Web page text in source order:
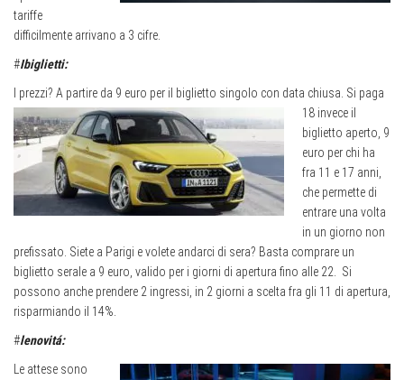
tariffe
difficilmente arrivano a 3 cifre.
#Ibiglietti:
I prezzi? A partire da 9 euro per il biglietto singolo con data chiusa. Si paga
18 invece il
biglietto aperto, 9
euro per chi ha
fra 11 e 17 anni,
che permette di
entrare una volta
in un giorno non
prefissato. Siete a Parigi e volete andarci di sera? Basta comprare un
biglietto serale a 9 euro, valido per i giorni di apertura fino alle 22.
Si
possono anche prendere 2 ingressi, in 2 giorni a scelta fra gli 11 di apertura,
risparmiando il 14%.
#lenovitá:
Le attese sono